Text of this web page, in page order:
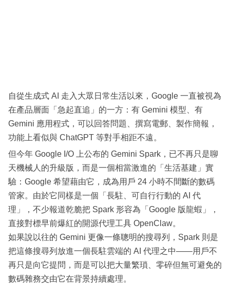
自從生成式 AI 走入大眾日常生活以來，Google 一直被視為
在產品層面「急起直追」的一方：有 Gemini 模型、有
Gemini 應用程式，可以回答問題、撰寫電郵、製作簡報，
功能上看似與 ChatGPT 等對手相距不遠。
但今年 Google I/O 上公布的 Gemini Spark，已不再只是聊
天機械人的升級版，而是一個相當激進的「生活基建」實
驗：Google 希望藉由它，成為用戶 24 小時不間斷的數碼
管家。由於它同樣是一個「長駐、可自行行動的 AI 代
理」，不少報道乾脆把 Spark 形容為「Google 版龍蝦」，
直接對標早前爆紅的開源代理工具 OpenClaw。
如果說以往的 Gemini 更像一條聰明的搜尋列，Spark 則是
把這條搜尋列放進一個長駐雲端的 AI 代理之中——用戶不
再只是向它提問，而是可以把大量繁瑣、零碎但無可避免的
數碼雜務交由它在背景持續處理。